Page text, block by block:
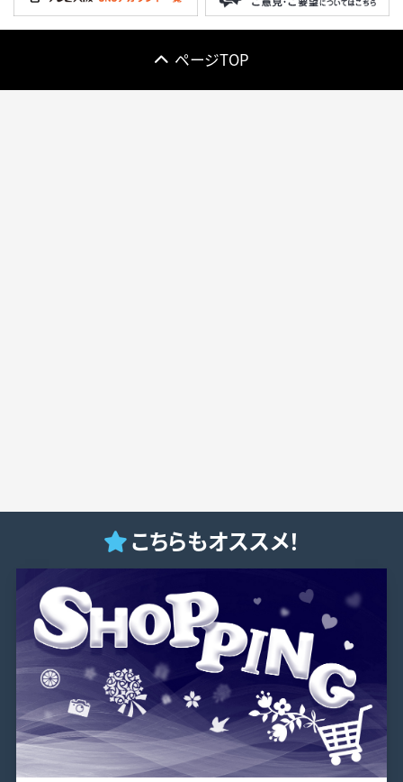
ページTOP
こちらもオススメ！